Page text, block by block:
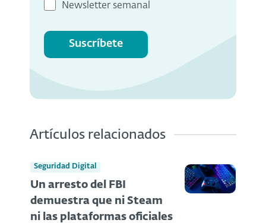
Newsletter semanal
Suscríbete
Artículos relacionados
Seguridad Digital
Un arresto del FBI
demuestra que ni Steam
ni las plataformas oficiales